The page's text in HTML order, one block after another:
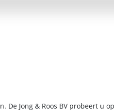
De Jong & Roos BV probeert u